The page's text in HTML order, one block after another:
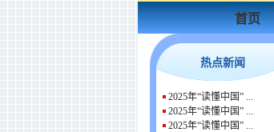
首页
热点新闻
2025年“读懂中国” ...
2025年“读懂中国” ...
2025年“读懂中国” ...